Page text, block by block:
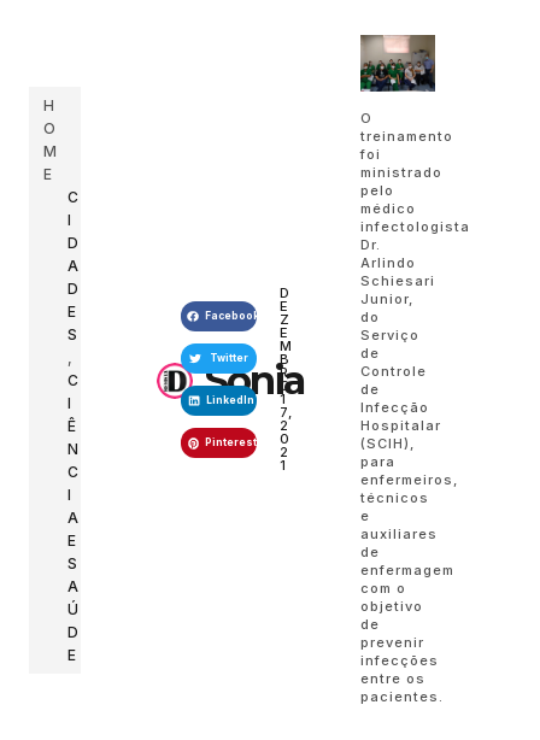
H
O
M
E
C
I
D
A
D
E
S
C
I
Ê
N
C
I
A
E
S
A
Ú
D
E
Sonia
Facebook
Twitter
LinkedIn
Pinterest
D
E
Z
E
M
B
R
O
1
7,
2
0
2
1
O
treinamento
foi
ministrado
pelo
médico
infectologista
Dr.
Arlindo
Schiesari
Junior,
do
Serviço
de
Controle
de
Infecção
Hospitalar
(SCIH),
para
enfermeiros,
técnicos
e
auxiliares
de
enfermagem
com o
objetivo
de
prevenir
infecções
entre os
pacientes.